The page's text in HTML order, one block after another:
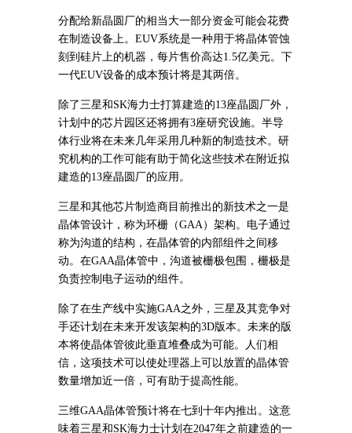
分配给新晶圆厂的相当大一部分资金可能会花费
在制造设备上。EUV系统是一种用于将晶体管蚀
刻到硅片上的机器，每片售价高达1.5亿美元。下
一代EUV设备的成本预计将是其两倍。
除了三星和SK海力士打算建造的13座晶圆厂外，
计划中的芯片园区还将拥有3座研究设施。半导
体行业将在未来几年采用几种新的制造技术。研
究机构的工作可能有助于简化这些技术在附近拟
建造的13座晶圆厂的应用。
三星和其他芯片制造商目前推出的新技术之一是
晶体管设计，称为环栅（GAA）架构。电子通过
称为沟道的结构， 在晶体管的内部组件之间移
动。在GAA晶体管中，沟道被栅极包围，栅极是
负责控制电子运动的组件。
除了在生产线中实施GAA之外，三星及其竞争对
手还计划在未来开发该架构的3D版本。未来的版
本将使晶体管彼此垂直堆叠成为可能。人们相
信，这项技术可以使处理器上可以放置的晶体管
数量增加近一倍，可有助于提高性能。
三维GAA晶体管预计将在七到十年内推出。这意
味着三星和SK海力士计划在2047年之前建造的一